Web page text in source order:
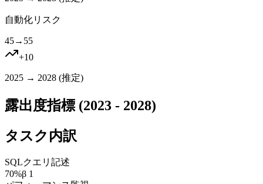
自動化リスク
45→ 55
+10
2025 → 2028 (推定)
露出度指標 (2023 - 2028)
タスク内訳
SQLクエリ記述
70%β 1